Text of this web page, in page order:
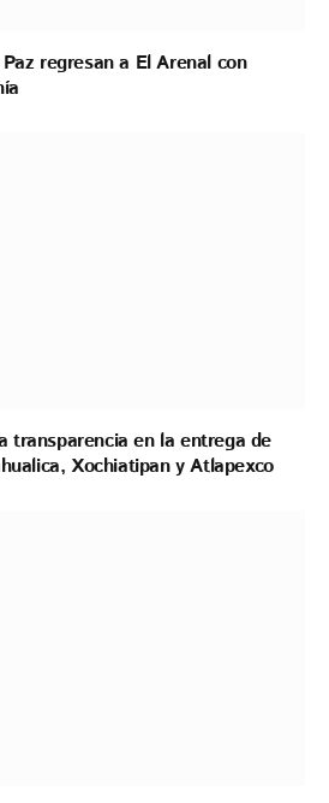
regresan a El Arenal con
transparencia en la entrega de
Xochiatipan y Atlapexco